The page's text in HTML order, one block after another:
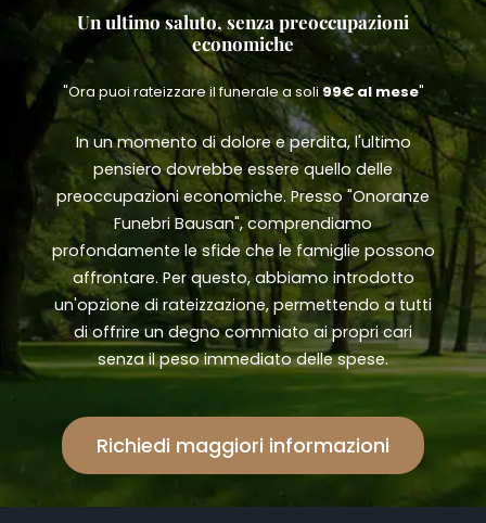
Un ultimo saluto, senza preoccupazioni
economiche
"Ora puoi rateizzare il funerale a soli 99€ al mese"
In un momento di dolore e perdita, l'ultimo
pensiero dovrebbe essere quello delle
preoccupazioni economiche. Presso "Onoranze
Funebri Bausan", comprendiamo
profondamente le sfide che le famiglie possono
affrontare. Per questo, abbiamo introdotto
un'opzione di rateizzazione, permettendo a tutti
di offrire un degno commiato ai propri cari
senza il peso immediato delle spese.
Richiedi maggiori informazioni